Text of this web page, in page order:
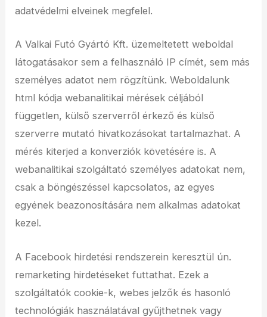
adatvédelmi elveinek megfelel.
A Valkai Futó Gyártó Kft. üzemeltetett weboldal
látogatásakor sem a felhasználó IP címét, sem más
személyes adatot nem rögzítünk. Weboldalunk
html kódja webanalitikai mérések céljából
független, külső szerverről érkező és külső
szerverre mutató hivatkozásokat tartalmazhat. A
mérés kiterjed a konverziók követésére is. A
webanalitikai szolgáltató személyes adatokat nem,
csak a böngészéssel kapcsolatos, az egyes
egyének beazonosítására nem alkalmas adatokat
kezel.
A Facebook hirdetési rendszerein keresztül ún.
remarketing hirdetéseket futtathat. Ezek a
szolgáltatók cookie-k, webes jelzők és hasonló
technológiák használatával gyűjthetnek vagy